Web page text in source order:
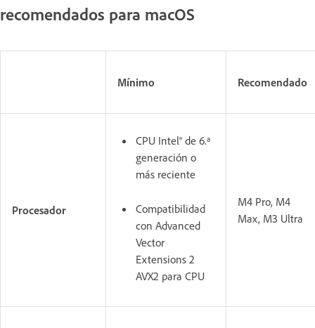
recomendados para macOS
Mínimo Recomendado
Procesador
CPU Intel® de 6.ª
generación o
más reciente
Compatibilidad
con Advanced
Vector
Extensions 2
AVX2 para CPU
M4 Pro, M4
Max, M3 Ultra